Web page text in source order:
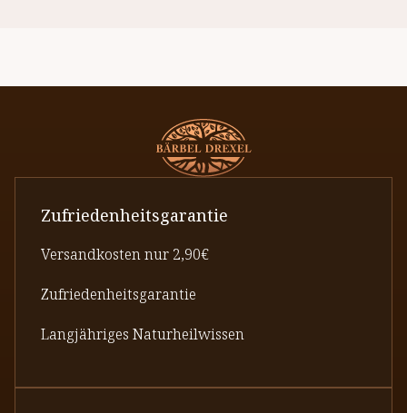
Zufriedenheitsgarantie
Versandkosten nur 2,90€
Zufriedenheitsgarantie
Langjähriges Naturheilwissen